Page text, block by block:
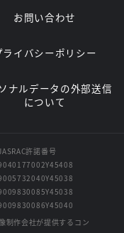
お問い合わせ
ライバシーポリシー
ナルデータの外部送信
について
許諾番号
制作会社が提供するコン